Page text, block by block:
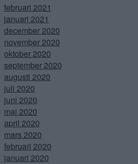
februari 2021
januari 2021
december 2020
november 2020
oktober 2020
september 2020
augusti 2020
juli 2020
juni 2020
maj 2020
april 2020
mars 2020
februari 2020
januari 2020